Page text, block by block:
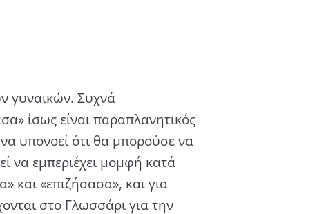
γυναικών. Συχνά
ίσως είναι παραπλανητικός
υπονοεί ότι θα μπορούσε να
να εμπεριέχει μομφή κατά
και «επιζήσασα», και για
στο Γλωσσάρι για την